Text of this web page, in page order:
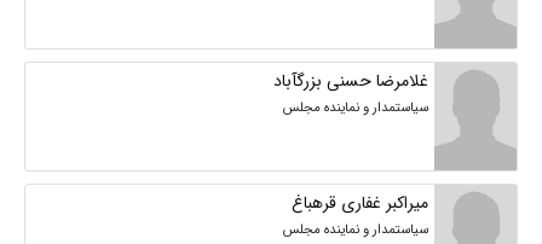
غلامرضا حسنی بزرگآباد
سیاستمدار و نماینده مجلس
میراکبر غفاری قرهباغ
سیاستمدار و نماینده مجلس